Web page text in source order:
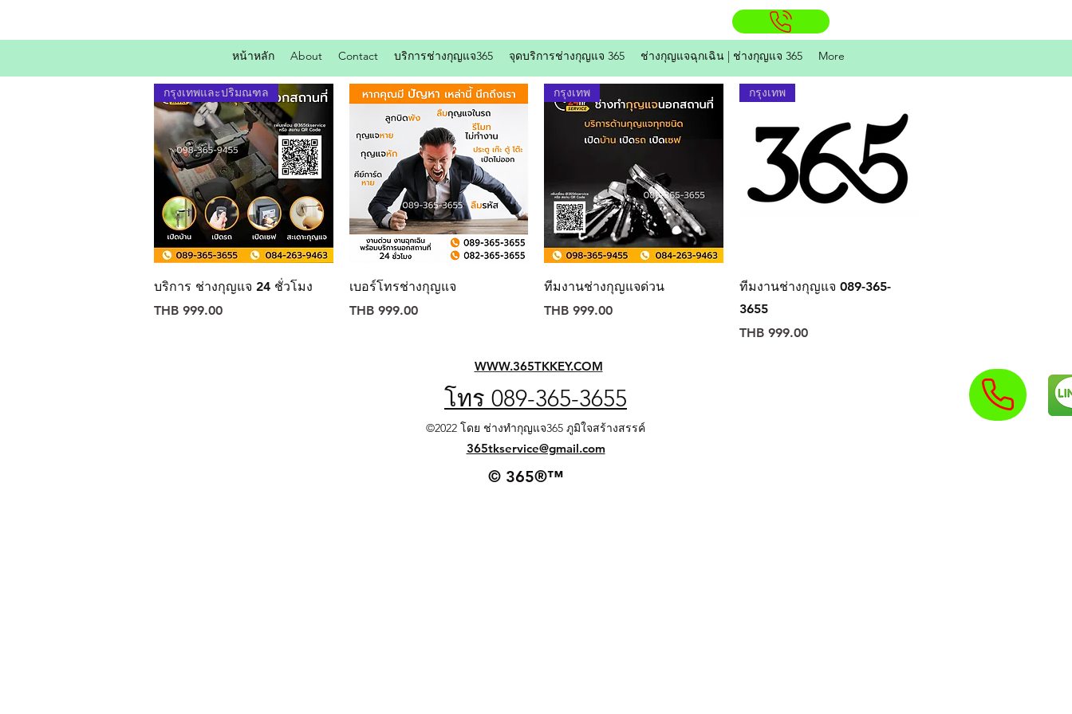
หน้าหลัก About Contact บริการช่างกุญแจ365 จุดบริการช่างกุญแจ 365 ช่างกุญแจฉุกเฉิน | ช่างกุญแจ 365 More
Quick View
กรุงเทพและปริมณฑล
บริการ ช่างกุญแจ 24 ชั่วโมง
Price
THB 999.00
Quick View
เบอร์โทรช่างกุญแจ
Price
THB 999.00
Quick View
กรุงเทพ
ทีมงานช่างกุญแจด่วน
Price
THB 999.00
Quick View
กรุงเทพ
ทีมงานช่างกุญแจ 089-365-
3655
Price
THB 999.00
WWW.365TKKEY.COM
โทร 089-365-3655
©2022 โดย ช่างทำกุญแจ365 ภูมิใจสร้างสรรค์
365tkservice@gmail.com
© 365®™